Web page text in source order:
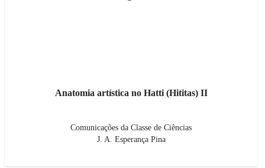
Anatomia artística no Hatti (Hititas) II
Comunicações da Classe de Ciências
J. A. Esperança Pina